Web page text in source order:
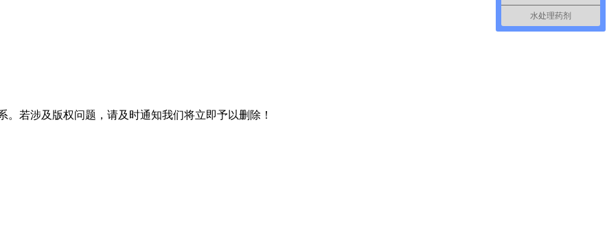
若涉及版权问题，请及时通知我们将立即予以删除！
水处理药剂